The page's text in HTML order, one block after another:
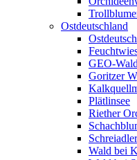
Ostdeutschland
GEO-
Goritzer
Plätlinsee
Riether
Wald bei